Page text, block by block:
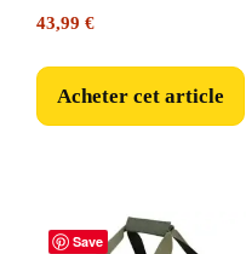
43,99 €
Acheter cet article
Save